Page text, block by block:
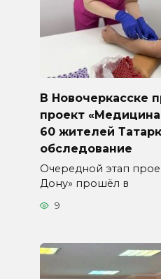
В Новочеркасске
проект
60 жителей
обследование
Очередной этап
Дону» прошёл в
9